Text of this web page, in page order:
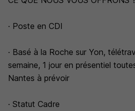
· Poste en CDI
· Basé à la Roche sur Yon,
semaine, 1 jour en présentiel
Nantes à prévoir
· Statut Cadre